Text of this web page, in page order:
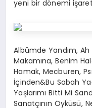
yeni bir dönemi
Albümde Yandım, Ah
Makamına, Benim
Hamak, Mecburen,
İçinden&Bu Sabah
Yaşlarımı Bitti Mi
Sanatçının Öyküsü,